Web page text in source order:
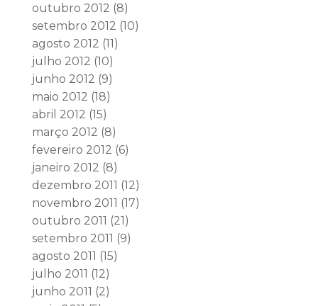
outubro 2012 (8)
setembro 2012 (10)
agosto 2012 (11)
julho 2012 (10)
junho 2012 (9)
maio 2012 (18)
abril 2012 (15)
março 2012 (8)
fevereiro 2012 (6)
janeiro 2012 (8)
dezembro 2011 (12)
novembro 2011 (17)
outubro 2011 (21)
setembro 2011 (9)
agosto 2011 (15)
julho 2011 (12)
junho 2011 (2)